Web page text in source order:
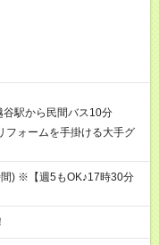
谷駅から民間バス10分
フォームを手掛ける大手グ
) ※【週5もOK♪17時30分